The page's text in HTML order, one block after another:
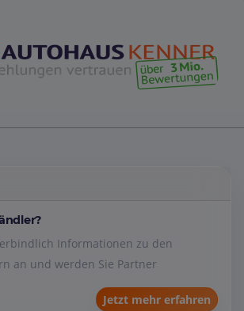
Informationen zu den
an und werden Sie Partner
Jetzt mehr erfahren